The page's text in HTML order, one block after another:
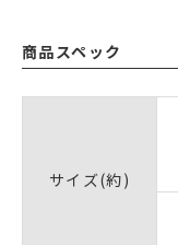
商品スペック
サイズ(約)